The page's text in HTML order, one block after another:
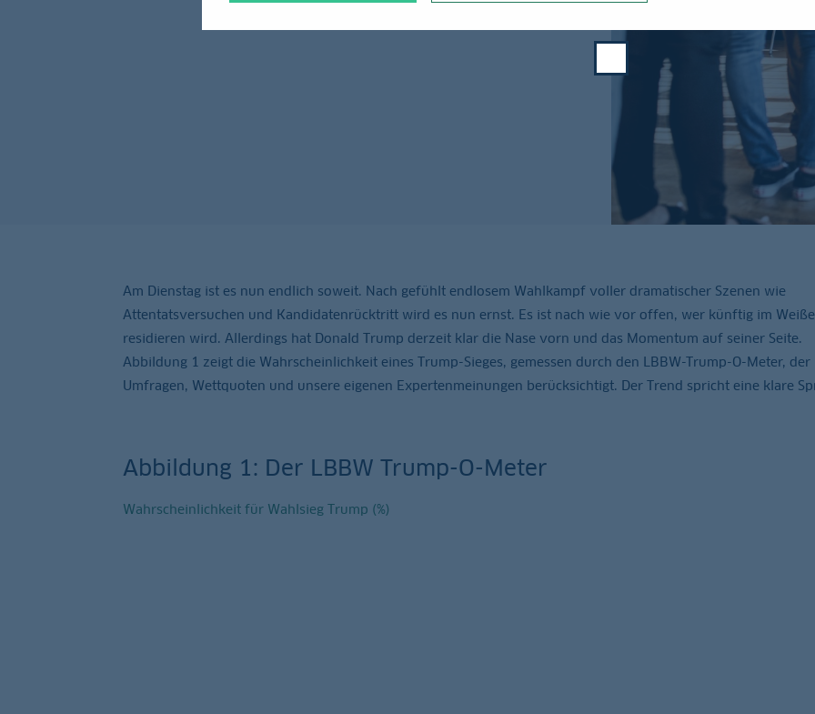
Am Dienstag ist es nun endlich soweit. Nach gefühlt endlosem Wahlkampf voller dramatischer Szenen wie
Attentatsversuchen und Kandidatenrücktritt wird es nun ernst. Es ist nach wie vor offen, wer künftig im
residieren wird. Allerdings hat Donald Trump derzeit klar die Nase vorn und das Momentum auf seiner Seite.
Abbildung 1 zeigt die Wahrscheinlichkeit eines Trump-Sieges, gemessen durch den LBBW-Trump-O-Meter, der
Umfragen, Wettquoten und unsere eigenen Expertenmeinungen berücksichtigt. Der Trend spricht eine klare
Abbildung 1: Der LBBW Trump-O-Meter
Wahrscheinlichkeit für Wahlsieg Trump (%)